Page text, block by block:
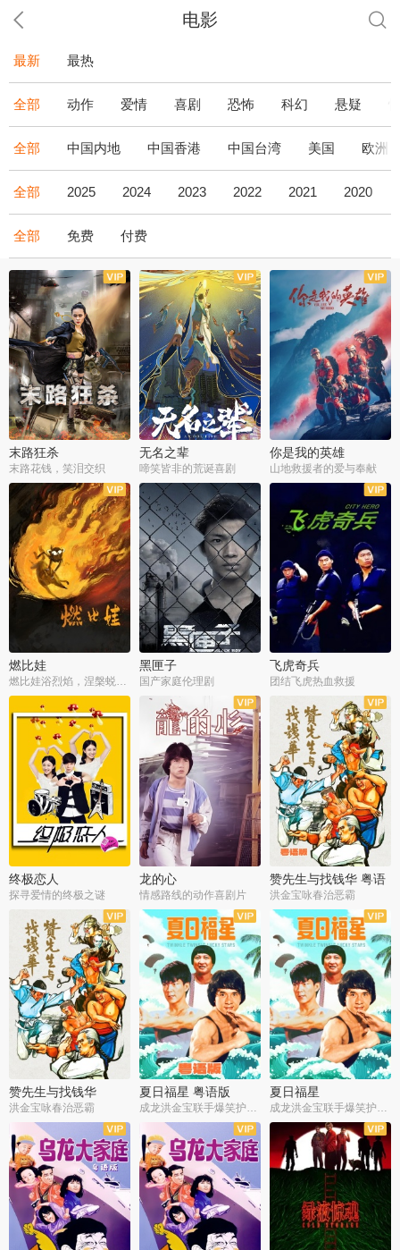
电影
最新 最热
全部 动作 爱情 喜剧 恐怖 科幻 悬疑
全部 中国内地 中国香港 中国台湾 美国 欧洲
全部 2025 2024 2023 2022 2021 2020
全部 免费 付费
末路狂杀
末路花钱，笑泪交织
无名之辈
啼笑皆非的荒诞喜剧
你是我的英雄
山地救援者的爱与奉献
燃比娃
燃比娃浴烈焰，涅槃蜕变成人
黑匣子
国产家庭伦理剧
飞虎奇兵
团结飞虎热血救援
终极恋人
探寻爱情的终极之谜
龙的心
情感路线的动作喜剧片
赞先生与找钱华 粤语
版
洪金宝咏春治恶霸
赞先生与找钱华
洪金宝咏春治恶霸
夏日福星 粤语版
成龙洪金宝联手爆笑护美女
夏日福星
成龙洪金宝联手爆笑护美女